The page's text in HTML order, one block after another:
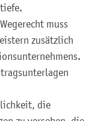
muss
zusätzlich
die